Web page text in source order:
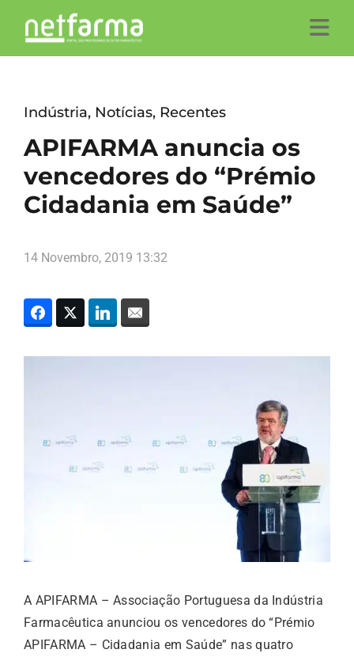
Indústria, Notícias, Recentes
APIFARMA anuncia os
vencedores do “Prémio
Cidadania em Saúde”
14 Novembro, 2019 13:32
A APIFARMA – Associação Portuguesa da Indústria
Farmacêutica anunciou os vencedores do “Prémio
APIFARMA – Cidadania em Saúde” nas quatro